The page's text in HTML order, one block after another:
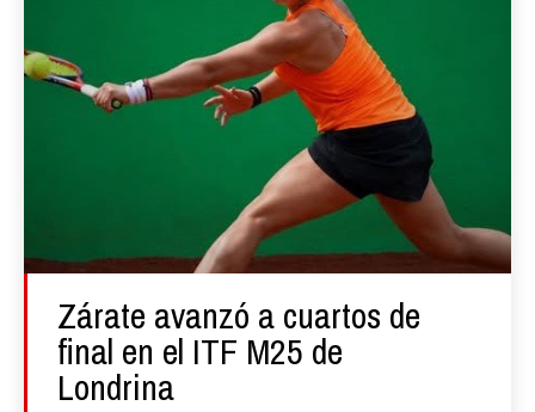
Zárate avanzó a cuartos de
final en el ITF M25 de
Londrina